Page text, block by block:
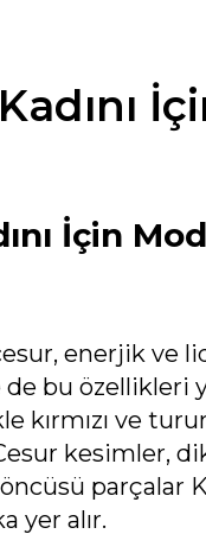
İçin
enerjik ve
bu özellikleri
kırmızı ve
kesimler,
parçalar
yer alır.